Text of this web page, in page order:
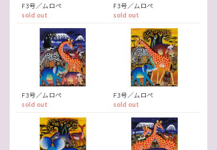
F3号／ムロペ
sold out
F3号／ムロペ
sold out
F3号／ムロペ
sold out
F3号／ムロペ
sold out